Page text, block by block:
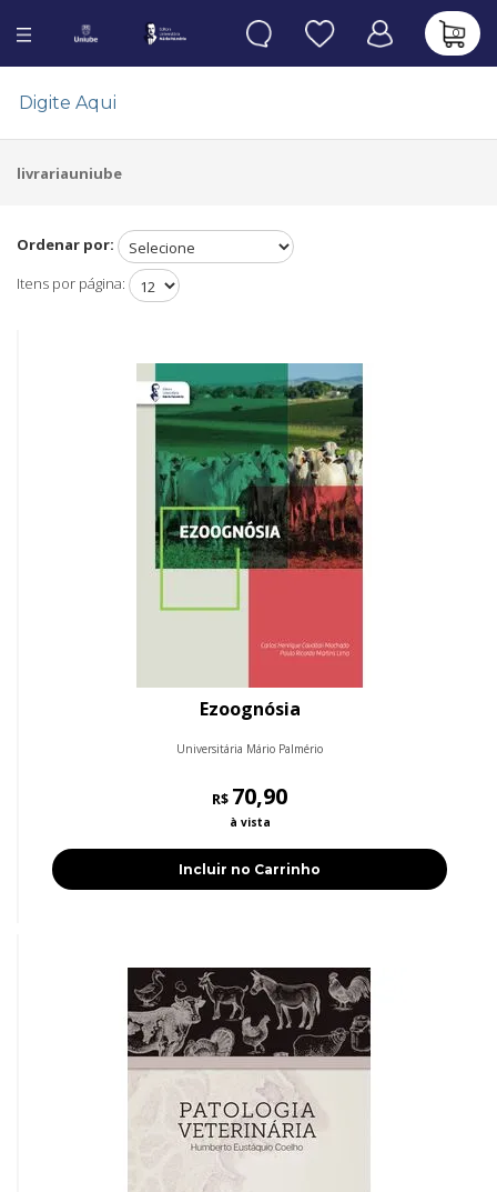
0
livrariauniube
Ordenar por:
Itens por página:
Ezoognósia
Universitária Mário Palmério
R$ 70,90
à vista
Incluir no Carrinho